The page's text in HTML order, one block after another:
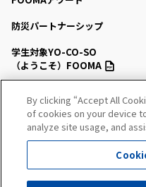
防災パートナーシップ
学生対象YO-CO-SO
（ようこそ）FOOMA
会場マップ・サービス
出展社情報
セミナー・シンポジウム
By clicking “Accept All
of cookies on your device
analyze site usage, and